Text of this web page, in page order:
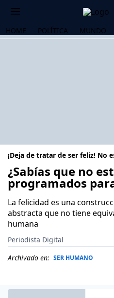
HOME POLÍTICA MUNDO
¡Deja de tratar de ser feliz! No
¿Sabías que no
programados
La felicidad es una
abstracta que no tiene
humana
Periodista Digital
Archivado en: SER HUMANO